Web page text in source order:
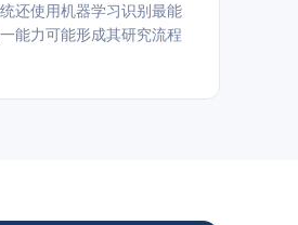
还使用机器学习识别最能
能力可能形成其研究流程